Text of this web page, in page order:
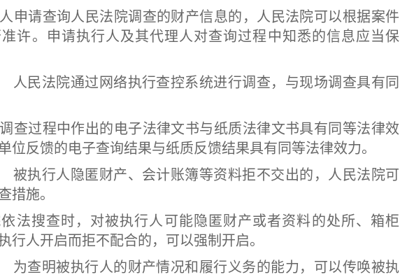
请查询人民法院调查的财产信息的，人民法院可以根据案件
许。申请执行人及其代理人对查询过程中知悉的信息应当保
人民法院通过网络执行查控系统进行调查，与现场调查具有同
过程中作出的电子法律文书与纸质法律文书具有同等法律效
位反馈的电子查询结果与纸质反馈结果具有同等法律效力。
被执行人隐匿财产、会计账簿等资料拒不交出的，人民法院可
措施。
搜查时，对被执行人可能隐匿财产或者资料的处所、箱柜
行人开启而拒不配合的，可以强制开启。
为查明被执行人的财产情况和履行义务的能力，可以传唤被执